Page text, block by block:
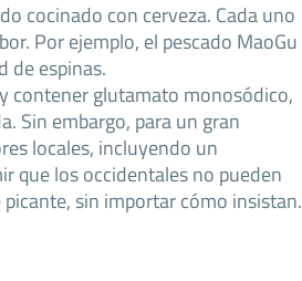
cocinado con cerveza. Cada uno
Por ejemplo, el pescado MaoGu
de espinas.
contener glutamato monosódico,
Sin embargo, para un gran
locales, incluyendo un
que los occidentales no pueden
sin importar cómo insistan.